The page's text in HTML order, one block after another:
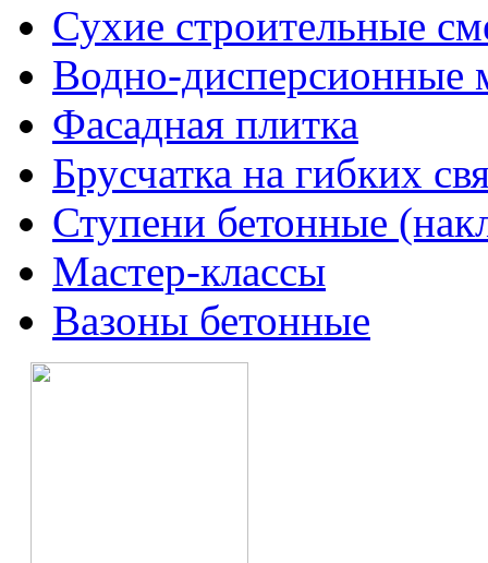
Сухие строительные
Водно-дисперсионные
Фасадная плитка
Брусчатка на гибких
Ступени бетонные
Мастер-классы
Вазоны бетонные